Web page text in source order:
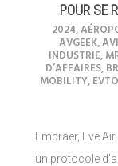
POUR SE
2024,
AVGEEK,
INDUSTRIE,
D’AFFAIRES,
MOBILITY,
Embraer, Eve
un protocole